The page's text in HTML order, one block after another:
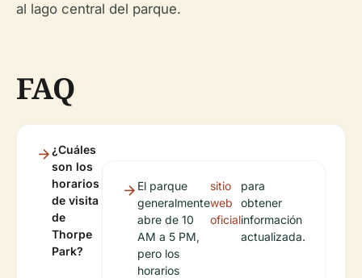
al lago central del parque.
FAQ
¿Cuáles
son los
horarios
de visita
de
Thorpe
Park?
El parque
generalmente
abre de 10
AM a 5 PM,
pero los
horarios
sitio
web
oficial
para
obtener
información
actualizada.